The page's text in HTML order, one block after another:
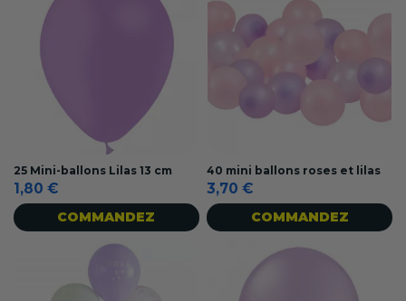
25 Mini-ballons Lilas 13 cm
1,80 €
COMMANDEZ
40 mini ballons roses et lilas
3,70 €
COMMANDEZ